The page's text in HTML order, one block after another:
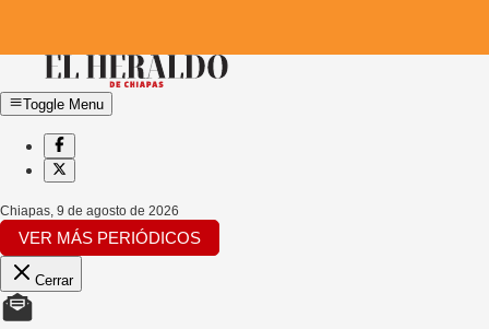
Toggle Menu
Chiapas, 9 de agosto de 2026
VER MÁS PERIÓDICOS
Cerrar